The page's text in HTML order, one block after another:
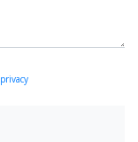
privacy